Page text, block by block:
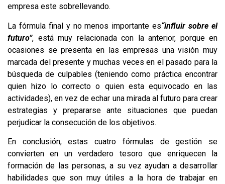
empresa este sobrellevando.
La fórmula final y no menos importante es“influir sobre el
futuro”, está muy relacionada con la anterior, porque en
ocasiones se presenta en las empresas una visión muy
marcada del presente y muchas veces en el pasado para la
búsqueda de culpables (teniendo como práctica encontrar
quien hizo lo correcto o quien esta equivocado en las
actividades), en vez de echar una mirada al futuro para crear
estrategias y prepararse ante situaciones que puedan
perjudicar la consecución de los objetivos.
En conclusión, estas cuatro fórmulas de gestión se
convierten en un verdadero tesoro que enriquecen la
formación de las personas, a su vez ayudan a desarrollar
habilidades que son muy útiles a la hora de trabajar en